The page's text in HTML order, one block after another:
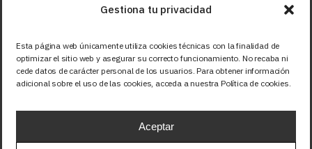
Gestiona tu privacidad
Esta página web únicamente utiliza cookies técnicas con la finalidad de
optimizar el sitio web y asegurar su correcto funcionamiento. No recaba ni
cede datos de carácter personal de los usuarios. Para obtener información
adicional sobre el uso de las cookies, acceda a nuestra Política de cookies.
Aceptar
Síguenos
Facebook
X (Twitter)
Instagram